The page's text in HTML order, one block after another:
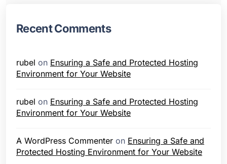
Recent Comments
rubel on Ensuring a Safe and Protected Hosting
Environment for Your Website
rubel on Ensuring a Safe and Protected Hosting
Environment for Your Website
A WordPress Commenter on Ensuring a Safe and
Protected Hosting Environment for Your Website